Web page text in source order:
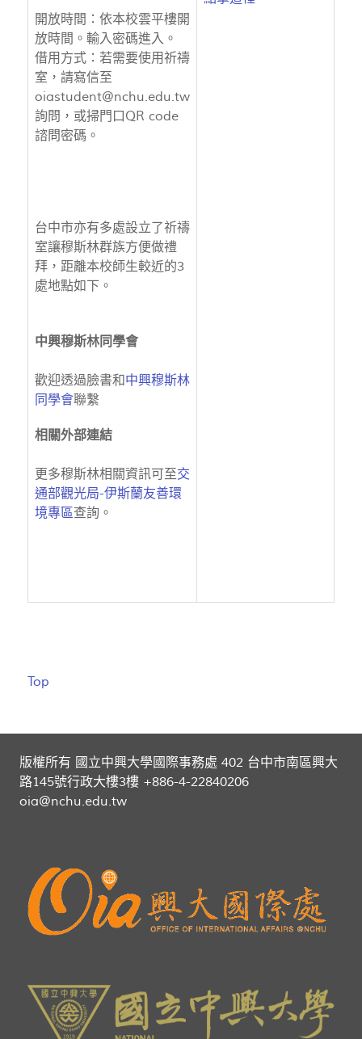
開放時間：依本校雲平樓開
放時間。輸入密碼進入。
借用方式：若需要使用祈禱
室，請寫信至
oiastudent@nchu.edu.tw
詢問，或掃門口QR code
諮問密碼。
台中市亦有多處設立了祈禱
室讓穆斯林群族方便做禮
拜，距離本校師生較近的3
處地點如下。
中興穆斯林同學會
歡迎透過臉書和中興穆斯林
同學會聯繫
相關外部連結
更多穆斯林相關資訊可至交
通部觀光局-伊斯蘭友善環
境專區查詢。
Top
版權所有 國立中興大學國際事務處 402 台中市南區興大
路145號行政大樓3樓 +886-4-22840206
oia@nchu.edu.tw